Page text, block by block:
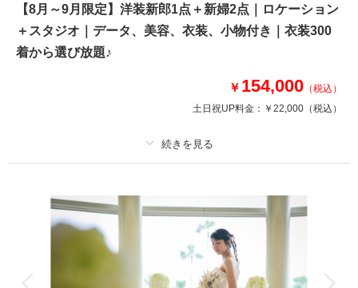
【8月～9月限定】洋装新郎1点＋新婦2点｜ロケーション
＋スタジオ｜データ、美容、衣装、小物付き｜衣装300
着から選び放題♪
￥ 154,000 （税込）
土日祝UP料金： ￥22,000 （税込）
撮影料
着付け ヘアメイク 小物一式
データ 150 カット